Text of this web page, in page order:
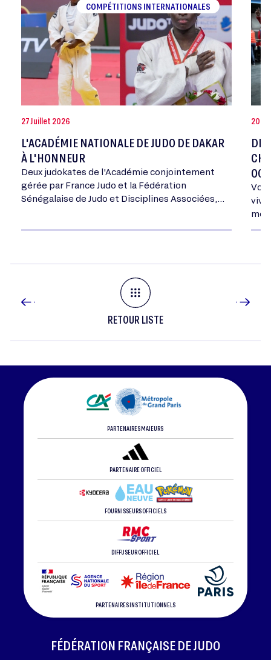
COMPÉTITIONS INTERNATIONALES
27 Juillet 2026
L'ACADÉMIE NATIONALE DE JUDO DE DAKAR
À L'HONNEUR
Deux judokates de l'Académie conjointement
gérée par France Judo et la Fédération
Sénégalaise de Judo et Disciplines Associées,
20
RETOUR LISTE
PARTENAIRES MAJEURS
PARTENAIRE OFFICIEL
FOURNISSEURS OFFICIELS
DIFFUSEUR OFFICIEL
PARTENAIRES INSTITUTIONNELS
FÉDÉRATION FRANÇAISE DE JUDO